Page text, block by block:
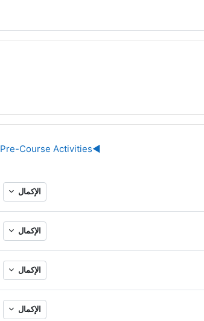
◀︎
Pre-Course Activities
الإكمال
الإكمال
الإكمال
الإكمال